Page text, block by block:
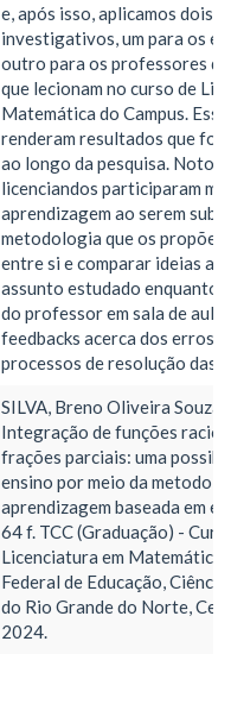
e, após isso, aplicamos dois
investigativos, um para os
outro para os professores
que lecionam no curso de
Matemática do Campus.
renderam resultados que
ao longo da pesquisa.
licenciandos participaram
aprendizagem ao serem
metodologia que os
entre si e comparar ideias
assunto estudado enquanto
do professor em sala de aula
feedbacks acerca dos erros
processos de resolução das
SILVA, Breno Oliveira Souza
Integração de funções
frações parciais: uma
ensino por meio da
aprendizagem baseada em
64 f. TCC (Graduação) -
Licenciatura em
Federal de Educação,
do Rio Grande do Norte,
2024.